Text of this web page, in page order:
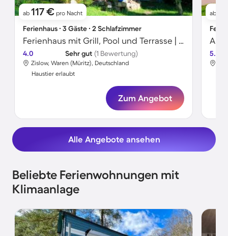
ab 117 € pro Nacht
Ferienhaus ∙ 3 Gäste ∙ 2 Schlafzimmer
Ferienhaus mit Grill, Pool und Terrasse | Haustiere sind willkommen
4.0 Sehr gut (1 Bewertung)
Zislow, Waren (Müritz), Deutschland
Haustier erlaubt
Zum Angebot
ab
5.0
Alle Angebote ansehen
Beliebte Ferienwohnungen mit
Klimaanlage